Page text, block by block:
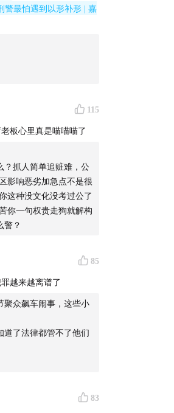
警最怕遇到以形补形 | 嘉
115
板心里真是喵喵喵了
？抓人简单追赃难，公
影响恶劣加急点不是很
这种没文化没考过公了
你一句权贵走狗就解构
警？
85
越来越离谱了
聚众飙车闹事，这些小
道了法律都管不了他们
83